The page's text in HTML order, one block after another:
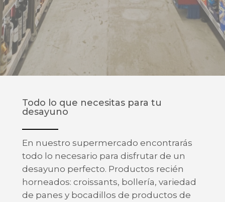
Todo lo que necesitas para tu
desayuno
En nuestro supermercado encontrarás
todo lo necesario para disfrutar de un
desayuno perfecto. Productos recién
horneados: croissants, bollería, variedad
de panes y bocadillos de productos de